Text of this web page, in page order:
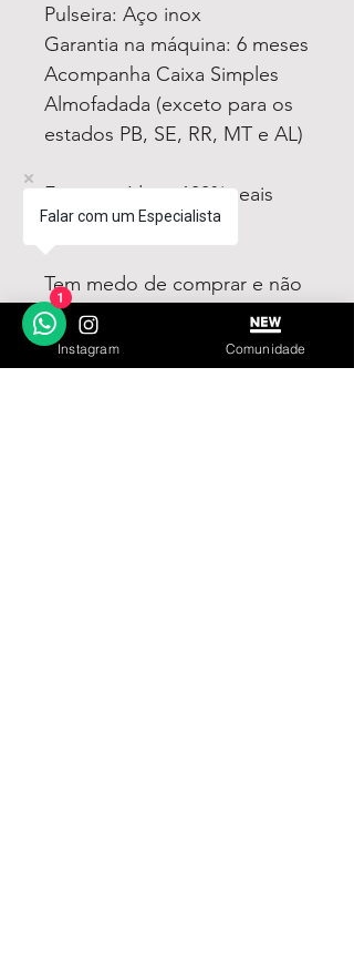
Pulseira: Aço inox
Garantia na máquina: 6 meses
Acompanha Caixa Simples
Almofadada (exceto para os
estados PB, SE, RR, MT e AL)
Fotos e vídeos 100% reais
dos modelos a venda
Tem medo de comprar e não
gostar? Fique tranquilo,
garantimos a sua satisfação
ou devolvemos o seu
Instagram Comunidade
Falar com um Especialista
1